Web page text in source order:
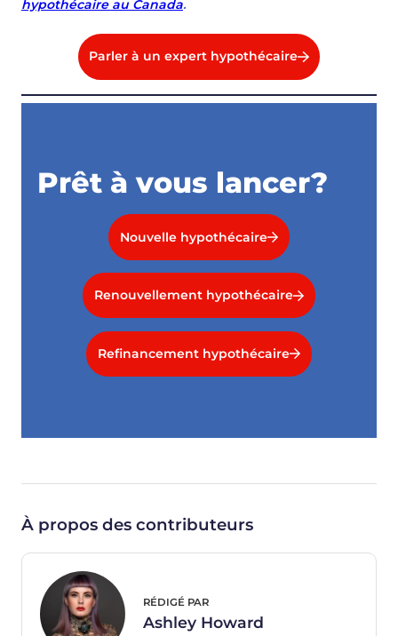
hypothécaire au Canada.
Parler à un expert hypothécaire
Prêt à vous lancer?
Nouvelle hypothécaire
Renouvellement hypothécaire
Refinancement hypothécaire
À propos des contributeurs
RÉDIGÉ PAR
Ashley Howard